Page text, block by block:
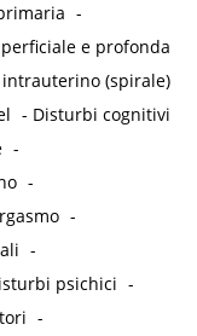
-
e profonda
(spirale)
- Disturbi cognitivi
-
-
-
-
psichici -
-